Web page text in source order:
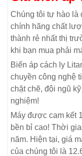
Chúng tôi tự hào là
chính hãng chất
thành rẻ nhất thị
khi bạn mua phải
Biến áp cách ly
chuyền công nghệ
chặt chẽ, đội ngũ
nghiệm!
Máy được cam kết
bền bỉ cao! Thời
năm. Hiện tại, giá
của chúng tôi là